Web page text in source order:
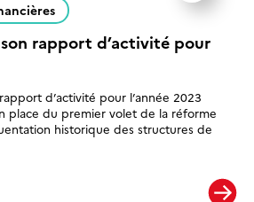
rapport d’activité pour
d’activité pour l’année 2023
place du premier volet de la réforme
historique des structures de